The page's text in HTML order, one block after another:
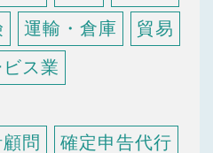
運輸・倉庫
貿易
ス業
問
確定申告代行